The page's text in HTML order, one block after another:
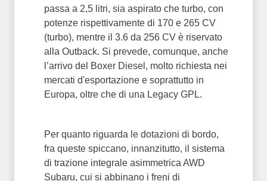
passa a 2,5 litri, sia aspirato che turbo, con
potenze rispettivamente di 170 e 265 CV
(turbo), mentre il 3.6 da 256 CV è riservato
alla Outback. Si prevede, comunque, anche
l’arrivo del Boxer Diesel, molto richiesta nei
mercati d'esportazione e soprattutto in
Europa, oltre che di una Legacy GPL.
Per quanto riguarda le dotazioni di bordo,
fra queste spiccano, innanzitutto, il sistema
di trazione integrale asimmetrica AWD
Subaru, cui si abbinano i freni di